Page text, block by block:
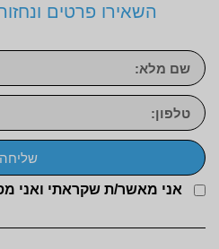
השאירו פרטים
אני מאשר/ת שקראתי ואני
שליחה